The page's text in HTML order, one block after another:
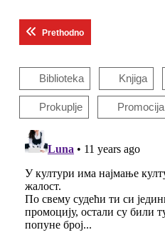
Кретање
чланка
PrethodnoPrevious post:
Biblioteka Knjiga
Prokuplje Promocija